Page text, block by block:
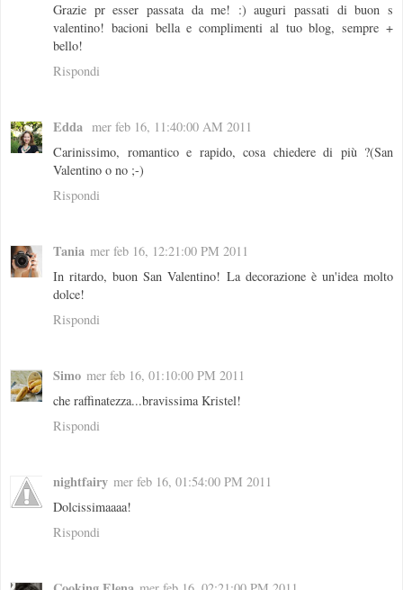
Grazie pr esser passata da me! :) auguri passati di buon s
valentino! bacioni bella e complimenti al tuo blog, sempre +
bello!
Rispondi
Edda mer feb 16, 11:40:00 AM 2011
Carinissimo, romantico e rapido, cosa chiedere di più ?(San
Valentino o no ;-)
Rispondi
Tania mer feb 16, 12:21:00 PM 2011
In ritardo, buon San Valentino! La decorazione è un'idea molto
dolce!
Rispondi
Simo mer feb 16, 01:10:00 PM 2011
che raffinatezza...bravissima Kristel!
Rispondi
nightfairy mer feb 16, 01:54:00 PM 2011
Dolcissimaaaa!
Rispondi